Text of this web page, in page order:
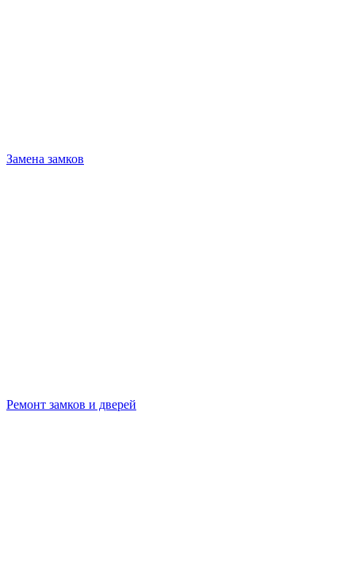
Замена замков
Ремонт замков и дверей